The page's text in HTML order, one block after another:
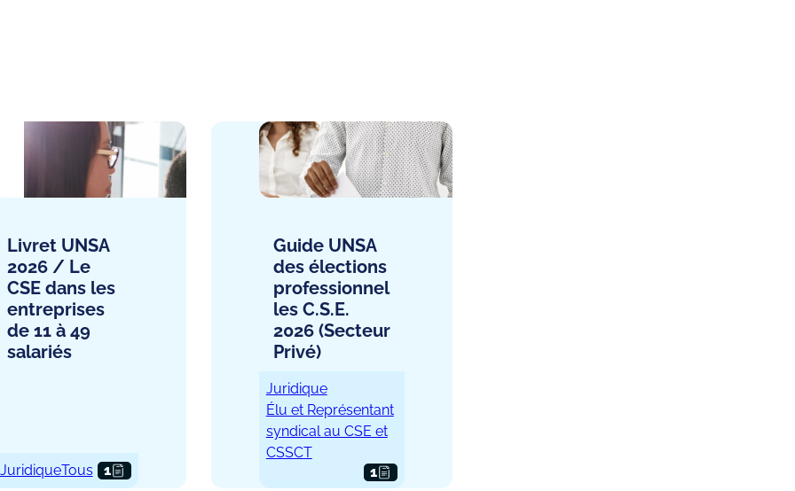
Livret UNSA
2026 / Le
CSE dans les
entreprises
de 11 à 49
salariés
JuridiqueTous 1
Guide UNSA
des élections
professionnel
les C.S.E.
2026 (Secteur
Privé)
Juridique
Élu et Représentant
syndical au CSE et
CSSCT
1